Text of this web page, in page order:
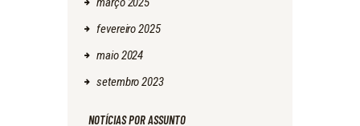
fevereiro2025
maio2024
setembro2023
NOTÍCIAS POR ASSUNTO